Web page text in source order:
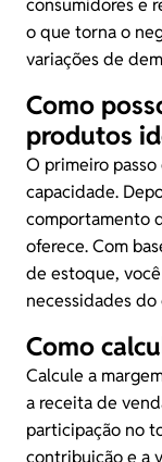
consumidores e
o que torna o
variações de
Como
produtos
O primeiro
capacidade.
comportamento
oferece. Com
de estoque,
necessidades
Como
Calcule a
a receita de
participação no
contribuição e a